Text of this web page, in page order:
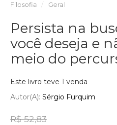
Filosofia Geral
Persista na
você deseja e
meio do
Este livro teve 1 venda
Autor(a): Sérgio Furquim
R$ 52,83